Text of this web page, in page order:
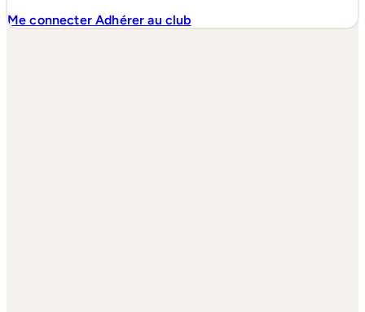
Me connecterAdhérer au club